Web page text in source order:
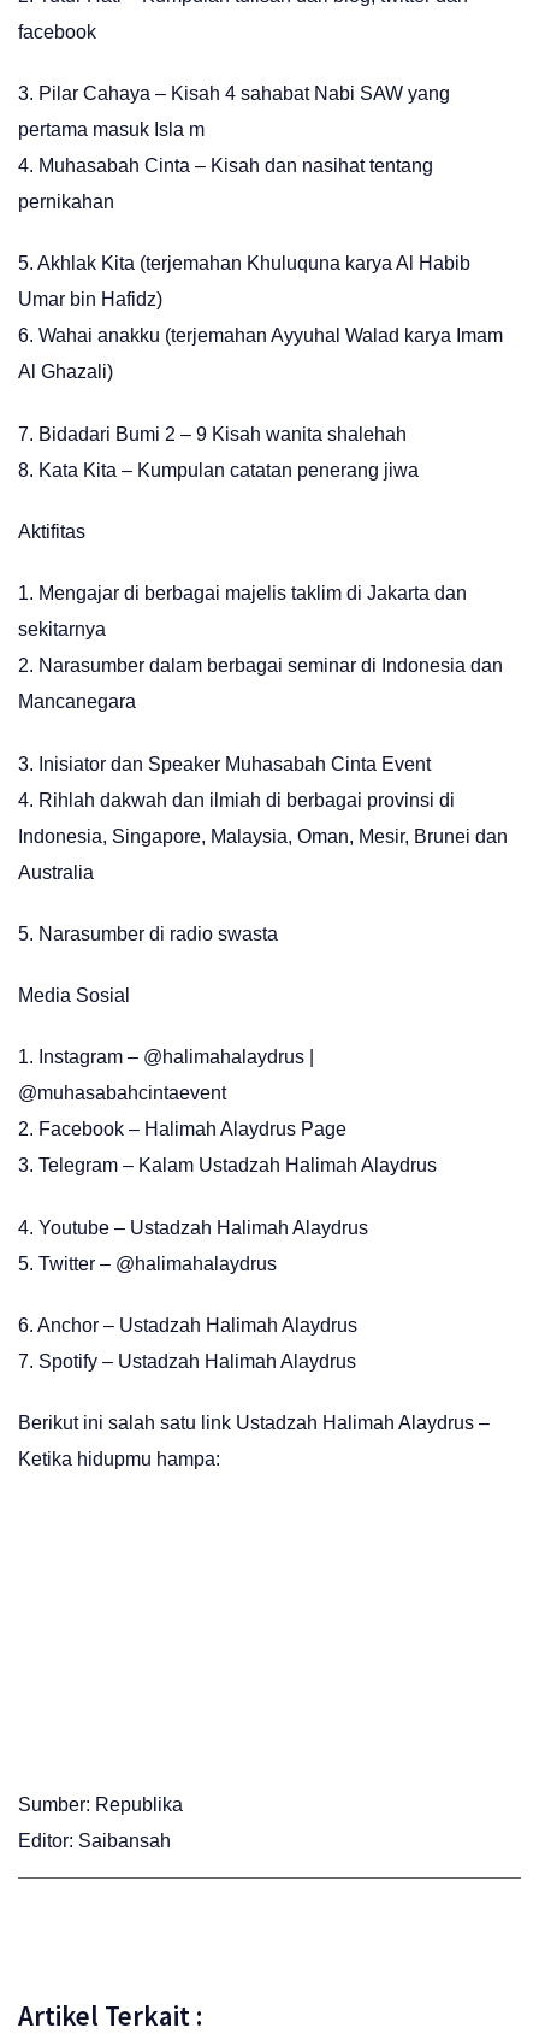
facebook
3. Pilar Cahaya – Kisah 4 sahabat Nabi SAW yang
pertama masuk Isla m
4. Muhasabah Cinta – Kisah dan nasihat tentang
pernikahan
5. Akhlak Kita (terjemahan Khuluquna karya Al Habib
Umar bin Hafidz)
6. Wahai anakku (terjemahan Ayyuhal Walad karya Imam
Al Ghazali)
7. Bidadari Bumi 2 – 9 Kisah wanita shalehah
8. Kata Kita – Kumpulan catatan penerang jiwa
Aktifitas
1. Mengajar di berbagai majelis taklim di Jakarta dan
sekitarnya
2. Narasumber dalam berbagai seminar di Indonesia dan
Mancanegara
3. Inisiator dan Speaker Muhasabah Cinta Event
4. Rihlah dakwah dan ilmiah di berbagai provinsi di
Indonesia, Singapore, Malaysia, Oman, Mesir, Brunei dan
Australia
5. Narasumber di radio swasta
Media Sosial
1. Instagram – @halimahalaydrus |
@muhasabahcintaevent
2. Facebook – Halimah Alaydrus Page
3. Telegram – Kalam Ustadzah Halimah Alaydrus
4. Youtube – Ustadzah Halimah Alaydrus
5. Twitter – @halimahalaydrus
6. Anchor – Ustadzah Halimah Alaydrus
7. Spotify – Ustadzah Halimah Alaydrus
Berikut ini salah satu link Ustadzah Halimah Alaydrus –
Ketika hidupmu hampa:
Sumber: Republika
Editor: Saibansah
Artikel Terkait :